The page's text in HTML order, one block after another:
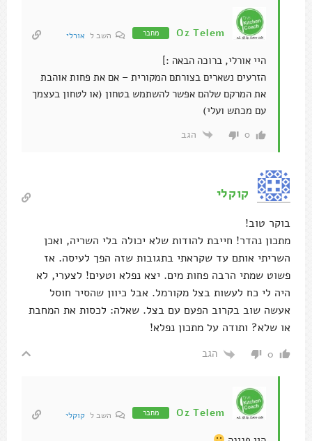
Oz Telem מחבר השב ל אורלי
היי אורלי, ברוכה הבאה :]
הזרעים נשארים בצורתם המקורית – אם את פחות אוהבת
את המרקם שלהם אפשר להשתמש בטחון (או לטחון בעצמך
עם מכתש ועלי)
0 הגב
קוקלי
בוקר טוב!
מתכון נהדר! חייבת להודות שלא יכולה בלי השריה, ואכן
השריתי אותם עד שקראתי בתגובות שזה הפך לעיסה. אז
פשוט שמתי הרבה פחות מים. יצא נפלא וטעים! לצערי, לא
היה לי כח לעשות בצל מקורמל. אבל כיוון שהסיר חוסל
אעשה שוב בקרוב הפעם עם בצל. שאלה: לכסות את המחבת
או שלא? ותודה על מתכון נפלא!
0 הגב
Oz Telem מחבר השב ל קוקלי